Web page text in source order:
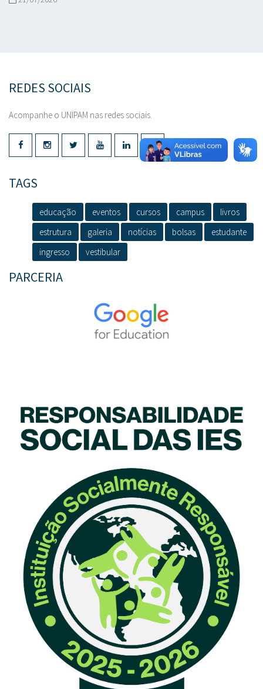
REDES SOCIAIS
Acompanhe o UNIPAM nas redes sociais.
TAGS
educação eventos cursos campus
livros
estrutura
galeria notícias bolsas
estudante
ingresso
vestibular
PARCERIA